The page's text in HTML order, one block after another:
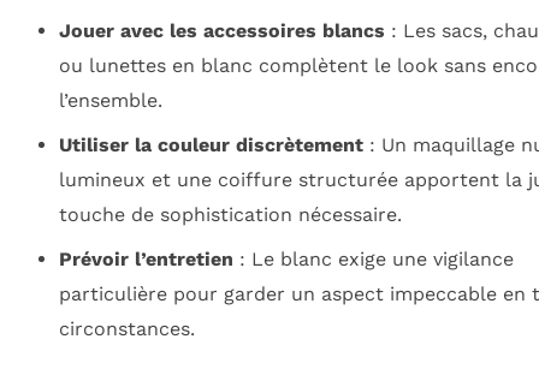
Jouer avec les accessoires blancs : Les sacs,
ou lunettes en blanc complètent le look sans
l’ensemble.
Utiliser la couleur discrètement: Un maquillage
lumineux et une coiffure structurée apportent la
touche de sophistication nécessaire.
Prévoir l’entretien : Le blanc exige une vigilance
particulière pour garder un aspect impeccable en
circonstances.